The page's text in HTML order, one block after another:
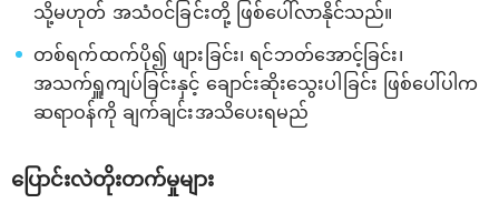
သို့မဟုတ် အသံဝင်ခြင်းတို့ ဖြစ်ပေါ်လာနိုင်သည်။
တစ်ရက်ထက်ပို၍ ဖျားခြင်း၊ ရင်ဘတ်အောင့်ခြင်း၊
အသက်ရှူကျပ်ခြင်းနှင့် ချောင်းဆိုးသွေးပါခြင်း ဖြစ်ပေါ်ပါက
ဆရာဝန်ကို ချက်ချင်းအသိပေးရမည်
ပြောင်းလဲတိုးတက်မှုများ